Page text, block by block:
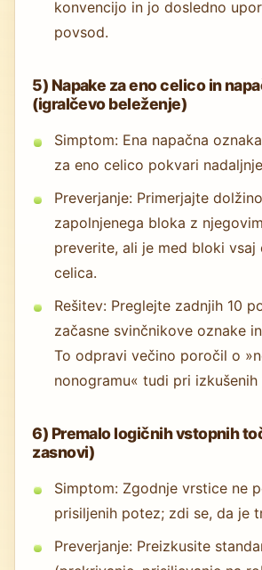
konvencijo in jo dosledno
povsod.
5) Napake za eno celico in
(igralčevo beleženje)
Simptom: Ena napačna
za eno celico pokvari
Preverjanje: Primerjajte
zapolnjenega bloka z
preverite, ali je med bloki vsaj
celica.
Rešitev: Preglejte zadnjih 10
začasne svinčnikove oznake
To odpravi večino poročil o
nonogramu« tudi pri izkušenih
6) Premalo logičnih vstopnih
zasnovi)
Simptom: Zgodnje vrstice ne
prisiljenih potez; zdi se, da je
Preverjanje: Preizkusite